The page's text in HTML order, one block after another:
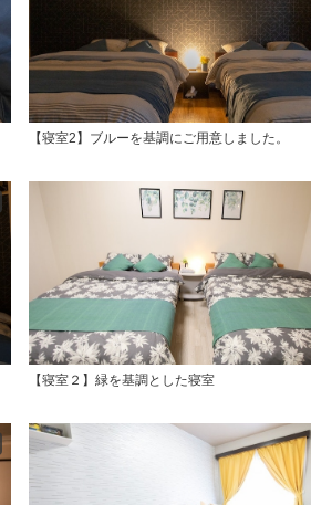
【寝室2】ブルーを基調にご用意しました。
【寝室２】緑を基調とした寝室